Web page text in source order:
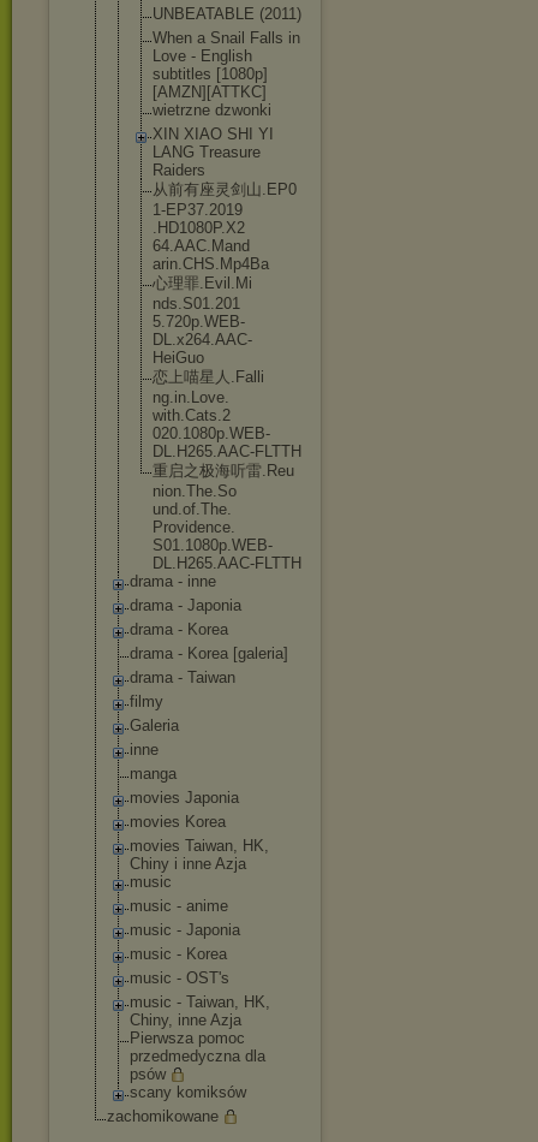
UNBEATABLE (2011)
When a Snail Falls in
Love - English
subtitles [1080p]
[AMZN][ATTKC]
wietrzne dzwonki
XIN XIAO SHI YI
LANG Treasure
Raiders
从前有座灵剑山.EP0
1-EP37.2019
.HD1080P.X2
64.AAC.Mand
arin.CHS.Mp4Ba
心理罪.Evil.Mi
nds.S01.201
5.720p.WEB-
DL.x264.AAC-
HeiGuo
恋上喵星人.Falli
ng.in.Love.
with.Cats.2
020.1080p.WEB-
DL.H265.AAC-FLTTH
重启之极海听雷.Reu
nion.The.So
und.of.The.
Providence.
S01.1080p.WEB-
DL.H265.AAC-FLTTH
drama - inne
drama - Japonia
drama - Korea
drama - Korea [galeria]
drama - Taiwan
filmy
Galeria
inne
manga
movies Japonia
movies Korea
movies Taiwan, HK,
Chiny i inne Azja
music
music - anime
music - Japonia
music - Korea
music - OST's
music - Taiwan, HK,
Chiny, inne Azja
Pierwsza pomoc
przedmedyczna dla
psów
scany komiksów
zachomikowane